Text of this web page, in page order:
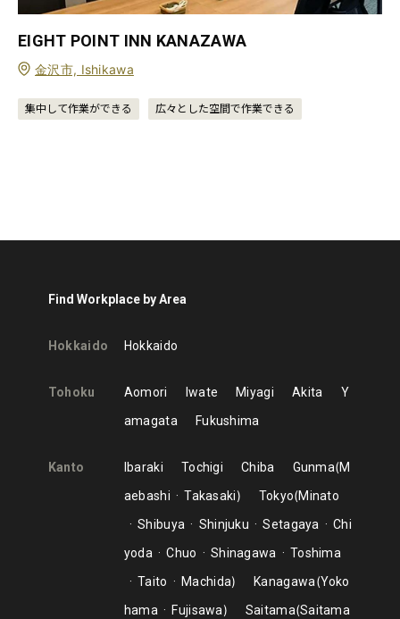
EIGHT POINT INN KANAZAWA
金沢市, Ishikawa
集中して作業ができる 広々とした空間で作業できる
Find Workplace by Area
Hokkaido Hokkaido
Tohoku Aomori Iwate Miyagi Akita
Y
amagata
Fukushima
Kanto Ibaraki Tochigi Chiba Gunma M
aebashi
Takasaki Tokyo Minato
Shibuya
Shinjuku Setagaya
Chi
yoda
Chuo Shinagawa
Toshima
Taito
Machida Kanagawa Yoko
hama
Fujisawa Saitama Saitama